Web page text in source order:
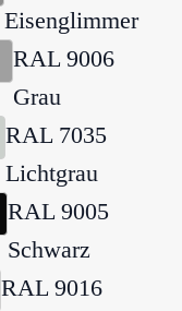
Eisenglimmer
RAL 9006
Grau
RAL 7035
Lichtgrau
RAL 9005
Schwarz
RAL 9016